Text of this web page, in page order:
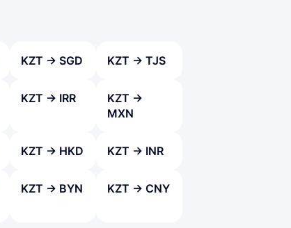
KZT → SGD KZT → TJS
KZT → IRR
KZT →
MXN
KZT → HKD KZT → INR
KZT → BYN KZT → CNY